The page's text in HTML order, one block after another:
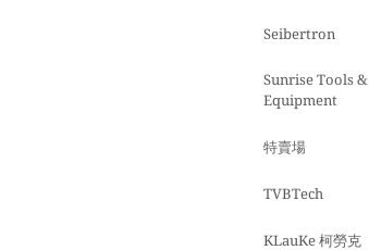
Seibertron
Sunrise Tools &
Equipment
特賣場
TVBTech
KLauKe 柯勞克